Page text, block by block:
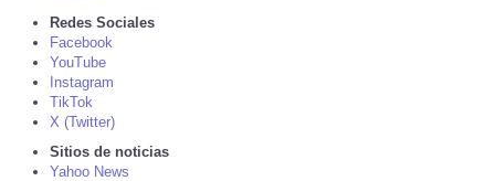
SEARCH
SHOPPING
Daily Deals
Redes Sociales
Facebook
YouTube
Instagram
TikTok
X (Twitter)
Sitios de noticias
Yahoo News